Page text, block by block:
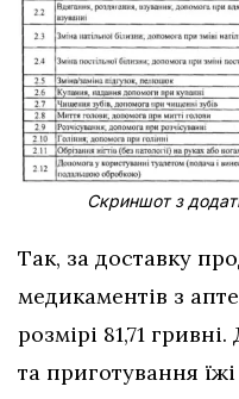
Скриншот з
Так, за доставку
медикаментів з
розмірі 81,71
та приготування